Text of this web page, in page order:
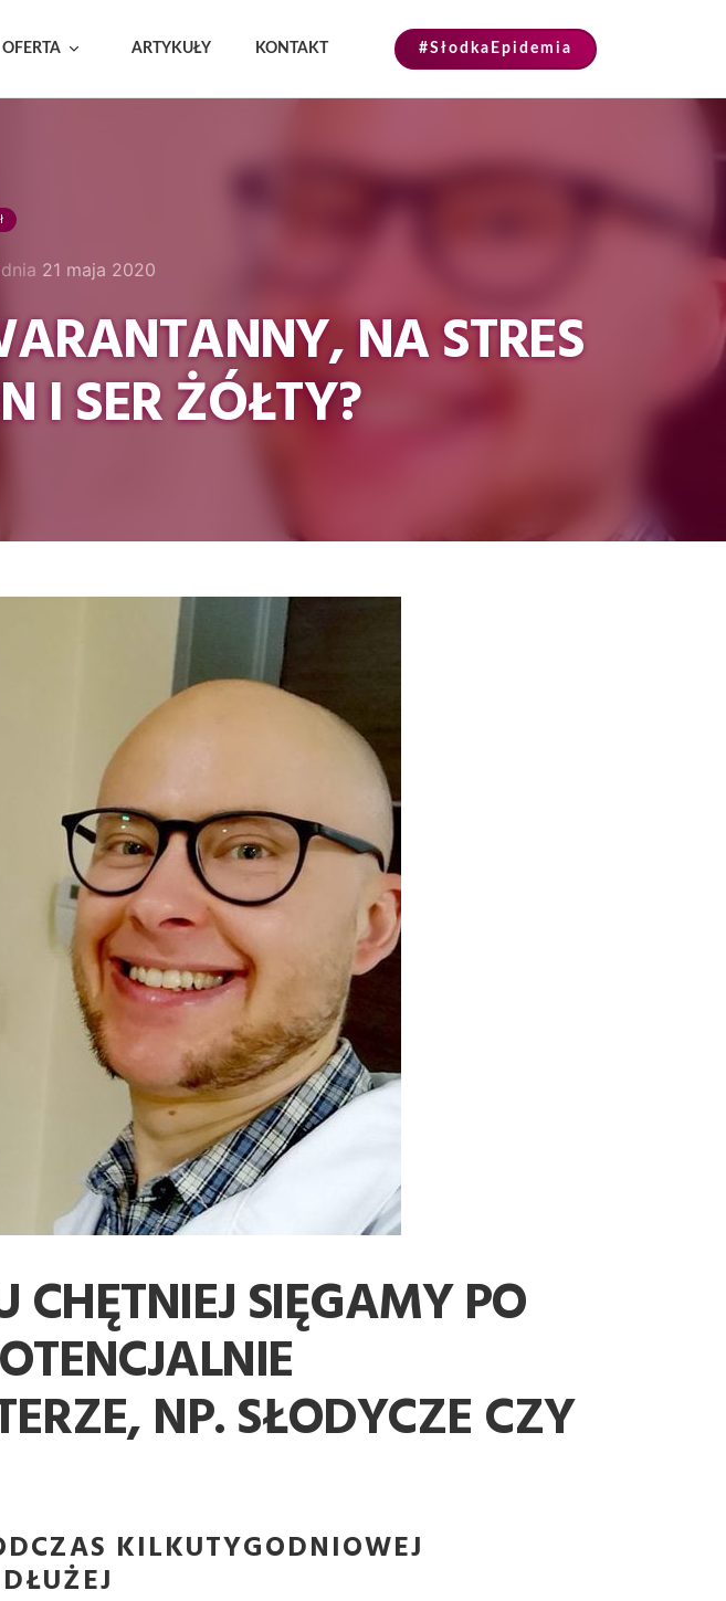
OFERTA ARTYKUŁY KONTAKT #SłodkaEpidemia
dnia 21 maja 2020
NA STRES
I SER ŻÓŁTY?
CHĘTNIEJ SIĘGAMY PO
NP. SŁODYCZE CZY
KILKUTYGODNIOWEJ